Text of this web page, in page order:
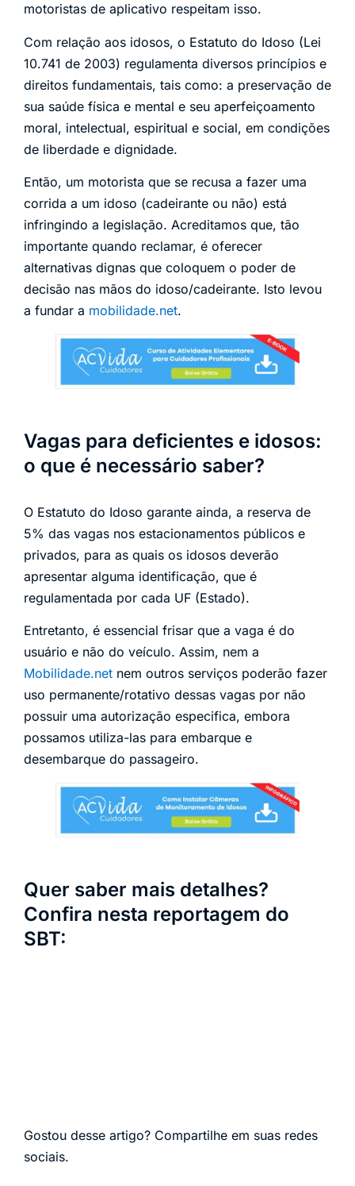
motoristas de aplicativo respeitam isso.
Com relação aos idosos, o Estatuto do Idoso (Lei
10.741 de 2003) regulamenta diversos princípios e
direitos fundamentais, tais como: a preservação de
sua saúde física e mental e seu aperfeiçoamento
moral, intelectual, espiritual e social, em condições
de liberdade e dignidade.
Então, um motorista que se recusa a fazer uma
corrida a um idoso (cadeirante ou não) está
infringindo a legislação. Acreditamos que, tão
importante quando reclamar, é oferecer
alternativas dignas que coloquem o poder de
decisão nas mãos do idoso/cadeirante. Isto levou
a fundar a mobilidade.net.
Vagas para deficientes e idosos:
o que é necessário saber?
O Estatuto do Idoso garante ainda, a reserva de
5% das vagas nos estacionamentos públicos e
privados, para as quais os idosos deverão
apresentar alguma identificação, que é
regulamentada por cada UF (Estado).
Entretanto, é essencial frisar que a vaga é do
usuário e não do veículo. Assim, nem a
Mobilidade.net nem outros serviços poderão fazer
uso permanente/rotativo dessas vagas por não
possuir uma autorização especifica, embora
possamos utiliza-las para embarque e
desembarque do passageiro.
Quer saber mais detalhes?
Confira nesta reportagem do
SBT:
Gostou desse artigo? Compartilhe em suas redes
sociais.